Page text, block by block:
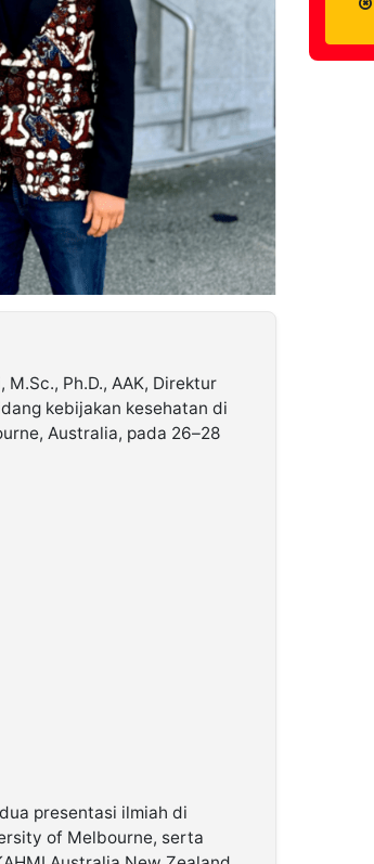
Ph.D., AAK, Direktur
kebijakan kesehatan di
Australia, pada 26–28
presentasi ilmiah di
of Melbourne, serta